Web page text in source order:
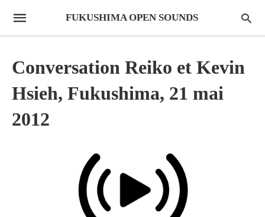
FUKUSHIMA OPEN SOUNDS
Conversation Reiko et Kevin
Hsieh, Fukushima, 21 mai
2012